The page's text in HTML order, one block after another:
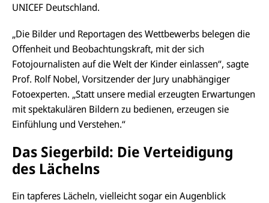
UNICEF Deutschland.
„Die Bilder und Reportagen des Wettbewerbs belegen die
Offenheit und Beobachtungskraft, mit der sich
Fotojournalisten auf die Welt der Kinder einlassen“, sagte
Prof. Rolf Nobel, Vorsitzender der Jury unabhängiger
Fotoexperten. „Statt unsere medial erzeugten Erwartungen
mit spektakulären Bildern zu bedienen, erzeugen sie
Einfühlung und Verstehen.“
Das Siegerbild: Die Verteidigung
des Lächelns
Ein tapferes Lächeln, vielleicht sogar ein Augenblick